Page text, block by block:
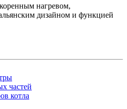
нагревом,
дизайном и функцией
частей
котла